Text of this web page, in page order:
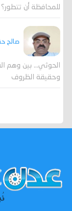
للمحافظة أن تتطور؟
صالح
الحوثي... بين وهم
وحقيقة الظروف